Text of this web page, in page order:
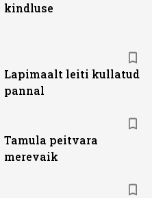
kindluse
Lapimaalt leiti kullatud
pannal
Tamula peitvara
merevaik